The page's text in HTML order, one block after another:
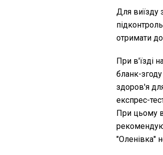
Для виїзду
отримати
При в'їзді
бланк-
здоров'я
експрес-
При цьому
"Оленівка"